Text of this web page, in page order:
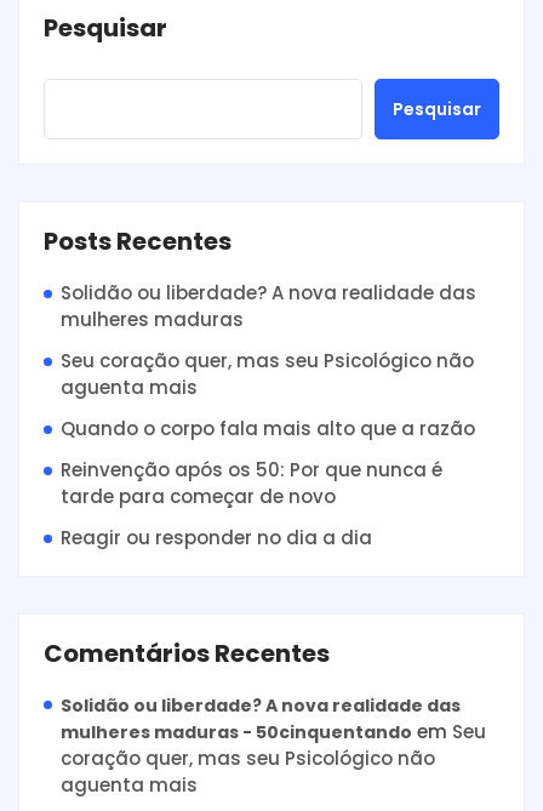
Pesquisar
Pesquisar
Posts Recentes
Solidão ou liberdade? A nova realidade das
mulheres maduras
Seu coração quer, mas seu Psicológico não
aguenta mais
Quando o corpo fala mais alto que a razão
Reinvenção após os 50: Por que nunca é
tarde para começar de novo
Reagir ou responder no dia a dia
Comentários Recentes
Solidão ou liberdade? A nova realidade das
mulheres maduras - 50cinquentando em Seu
coração quer, mas seu Psicológico não
aguenta mais